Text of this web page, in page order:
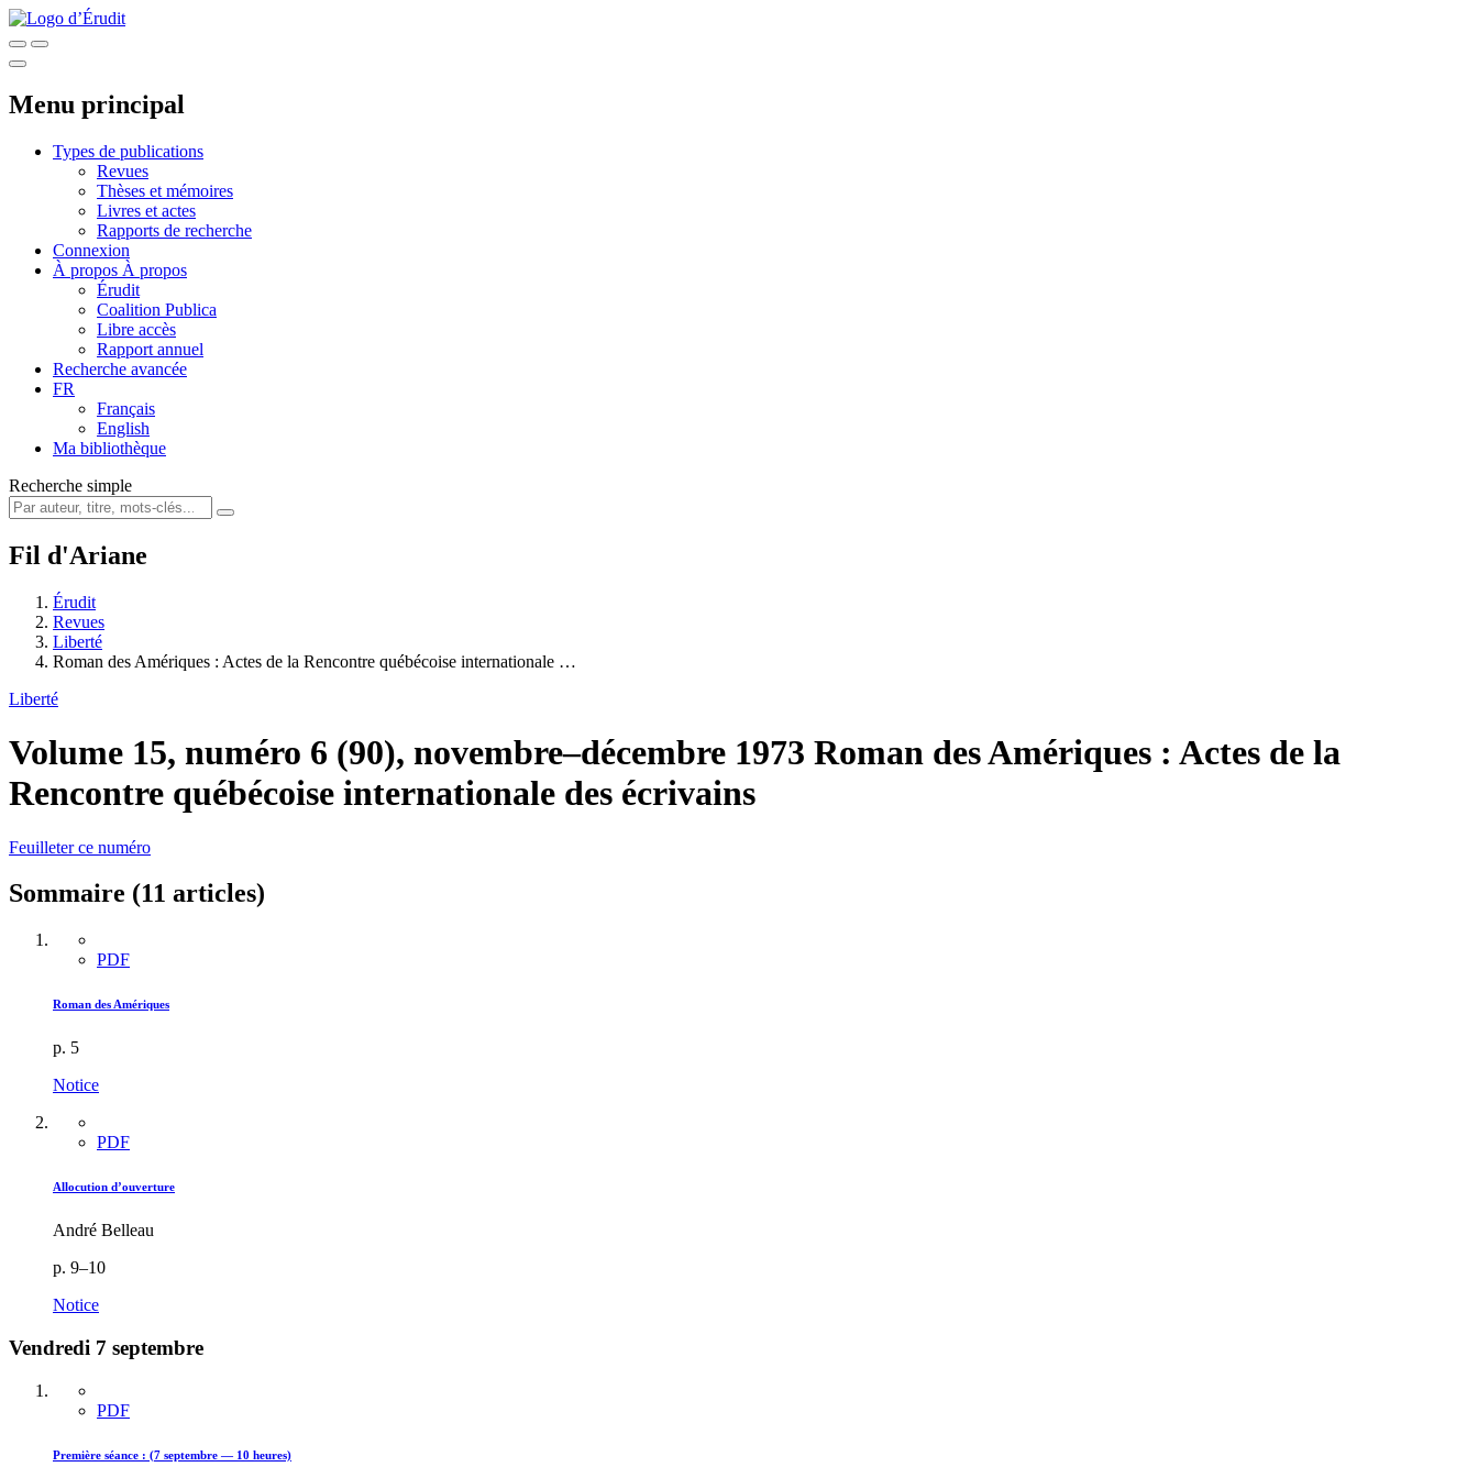
Menu principal
Types de publications
Revues
Thèses et mémoires
Livres et actes
Rapports de recherche
Connexion
À propos À propos
Érudit
Coalition Publica
Libre accès
Rapport annuel
Recherche avancée
FR
Français
English
Ma bibliothèque
Recherche simple
Fil d'Ariane
Érudit
Revues
Liberté
Roman des Amériques : Actes de la Rencontre québécoise internationale …
Liberté
Volume 15, numéro 6 (90), novembre–décembre 1973 Roman des Amériques : Actes de la
Rencontre québécoise internationale des écrivains
Feuilleter ce numéro
Sommaire (11 articles)
PDF
Roman des Amériques
p. 5
Notice
PDF
Allocution d’ouverture
André Belleau
p. 9–10
Notice
Vendredi 7 septembre
PDF
Première séance : (7 septembre — 10 heures)